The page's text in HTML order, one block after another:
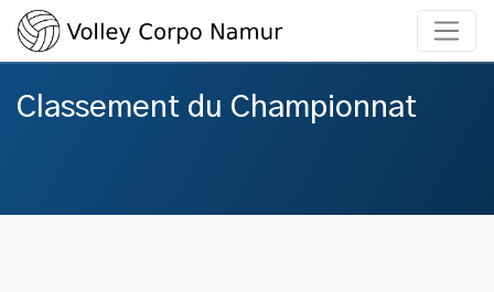
Classement du Championnat